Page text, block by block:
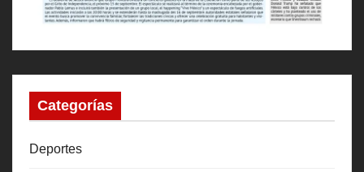
Categorías
Deportes